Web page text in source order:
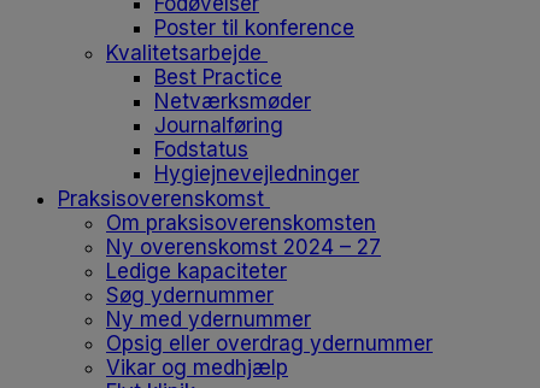
Poster til konference
Kvalitetsarbejde
Best Practice
Netværksmøder
Journalføring
Fodstatus
Hygiejnevejledninger
Praksisoverenskomst
Om praksisoverenskomsten
Ny overenskomst 2024 – 27
Ledige kapaciteter
Søg ydernummer
Ny med ydernummer
Opsig eller overdrag ydernummer
Vikar og medhjælp